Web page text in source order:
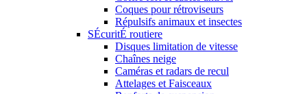
Coques pour rétroviseurs
Répulsifs animaux et insectes
SÉcuritÉ routiere
Disques limitation de vitesse
Chaînes neige
Caméras et radars de recul
Attelages et Faisceaux